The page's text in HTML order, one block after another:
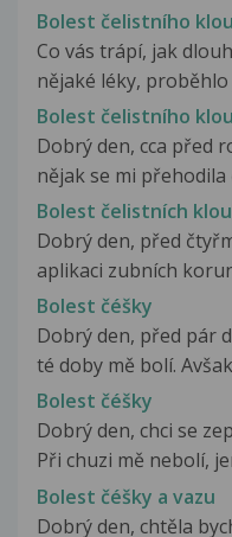
Bolest čelistního
Co vás trápí, jak
nějaké léky, proběhlo
Bolest čelistního
Dobrý den, cca před
nějak se mi přehodila
Bolest čelistních
Dobrý den, před
aplikaci zubních
Bolest čéšky
Dobrý den, před pár
té doby mě bolí.
Bolest čéšky
Dobrý den, chci se
Při chuzi mě nebolí,
Bolest čéšky a vazu
Dobrý den, chtěla